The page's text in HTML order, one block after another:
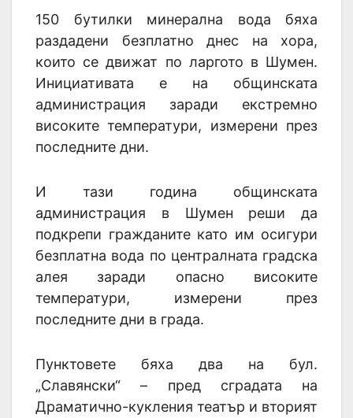
150 бутилки минерална вода бяха
раздадени безплатно днес на хора,
които се движат по ларгото в Шумен.
Инициативата е на общинската
администрация заради екстремно
високите температури, измерени през
последните дни.
И тази година общинската
администрация в Шумен реши да
подкрепи гражданите като им осигури
безплатна вода по централната градска
алея заради опасно високите
температури, измерени през
последните дни в града.
Пунктовете бяха два на бул.
„Славянски“ – пред сградата на
Драматично-кукления театър и вторият